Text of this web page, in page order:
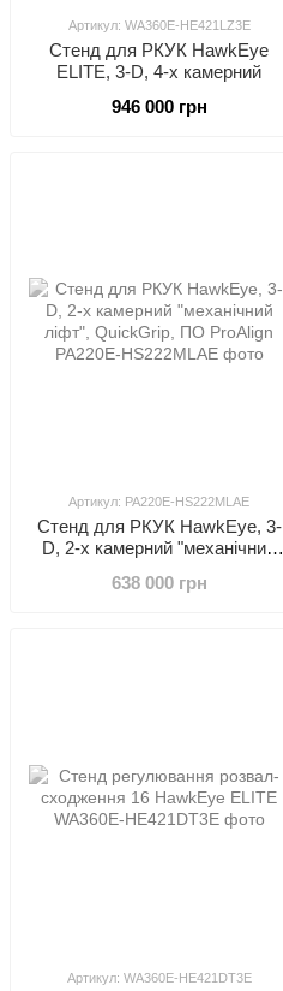
Артикул: WA360E-HE421LZ3E
Стенд для РКУК HawkEye
ELITE, 3-D, 4-х камерний
946 000 грн
Артикул: PA220E-HS222MLAE
Стенд для РКУК HawkEye, 3-
D, 2-х камерний "механічний
638 000 грн
Артикул: WA360E-HE421DT3E